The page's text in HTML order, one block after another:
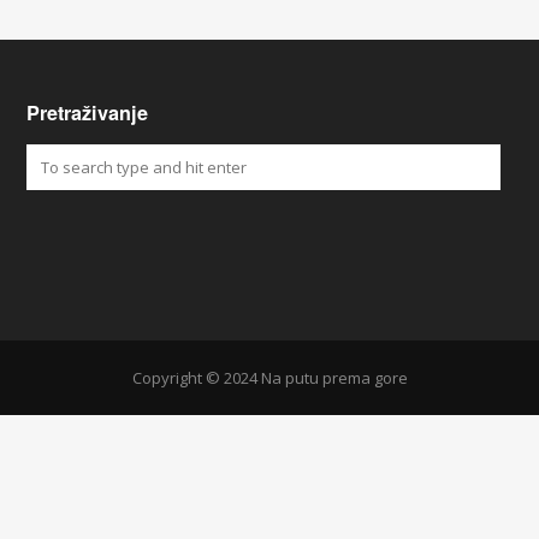
Pretraživanje
Copyright © 2024 Na putu prema gore